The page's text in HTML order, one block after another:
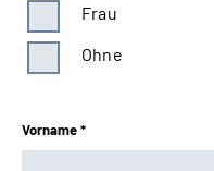
Frau
Ohne
Vorname *